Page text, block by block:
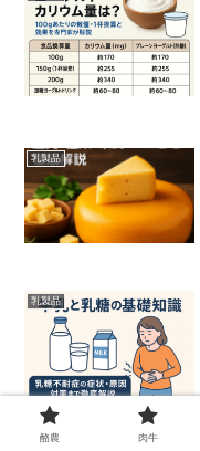
乳製品
乳製品
酪農 肉牛